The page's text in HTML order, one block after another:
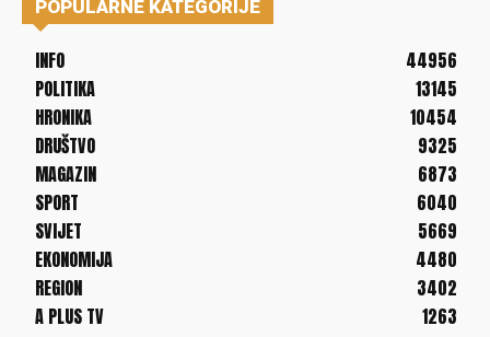
POPULARNE KATEGORIJE
INFO
44956
POLITIKA
13145
HRONIKA
10454
DRUŠTVO
9325
MAGAZIN
6873
SPORT
6040
SVIJET
5669
EKONOMIJA
4480
REGION
3402
A PLUS TV
1263